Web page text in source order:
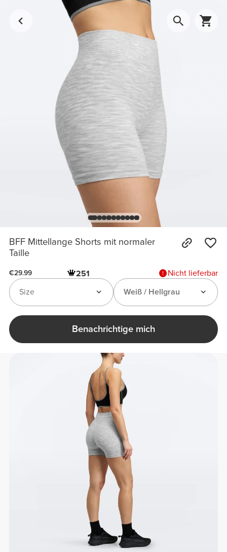
BFF Mittellange Shorts mit normaler
Taille
€29.99 251
Nicht lieferbar
Weiß / Hellgrau
Size
Benachrichtige mich